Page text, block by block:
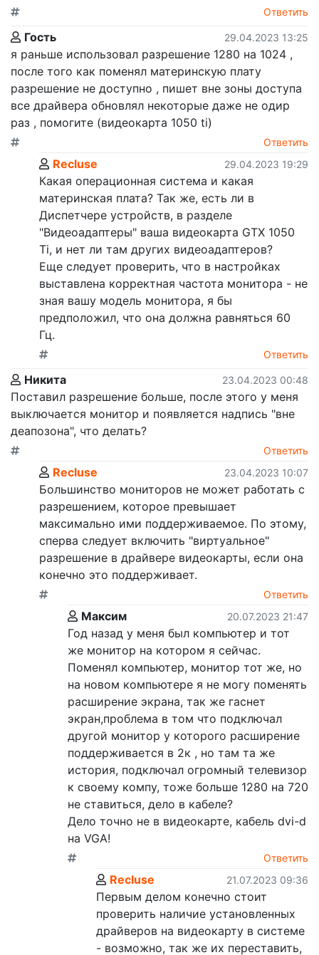
Ответить
Гость 29.04.2023 13:25
я раньше использовал разрешение 1280 на 1024 ,
после того как поменял материнскую плату
разрешение не доступно , пишет вне зоны доступа
все драйвера обновлял некоторые даже не одир
раз , помогите (видеокарта 1050 ti)
Ответить
Recluse 29.04.2023 19:29
Какая операционная система и какая
материнская плата? Так же, есть ли в
Диспетчере устройств, в разделе
"Видеоадаптеры" ваша видеокарта GTX 1050
Ti, и нет ли там других видеоадаптеров?
Еще следует проверить, что в настройках
выставлена корректная частота монитора - не
зная вашу модель монитора, я бы
предположил, что она должна равняться 60
Гц.
Ответить
Никита 23.04.2023 00:48
Поставил разрешение больше, после этого у меня
выключается монитор и появляется надпись "вне
деапозона", что делать?
Ответить
Recluse 23.04.2023 10:07
Большинство мониторов не может работать с
разрешением, которое превышает
максимально ими поддерживаемое. По этому,
сперва следует включить "виртуальное"
разрешение в драйвере видеокарты, если она
конечно это поддерживает.
Ответить
Максим 20.07.2023 21:47
Год назад у меня был компьютер и тот
же монитор на котором я сейчас.
Поменял компьютер, монитор тот же, но
на новом компьютере я не могу поменять
расширение экрана, так же гаснет
экран,проблема в том что подключал
другой монитор у которого расширение
поддерживается в 2к , но там та же
история, подключал огромный телевизор
к своему компу, тоже больше 1280 на 720
не ставиться, дело в кабеле?
Дело точно не в видеокарте, кабель dvi-d
на VGA!
Ответить
Recluse 21.07.2023 09:36
Первым делом конечно стоит
проверить наличие установленных
драйверов на видеокарту в системе
- возможно, так же их переставить,